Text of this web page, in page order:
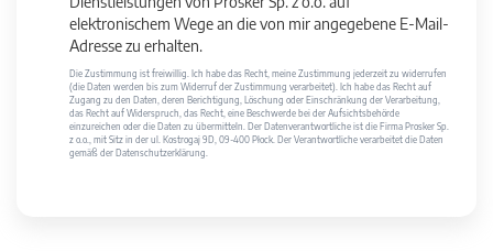
elektronischem Wege an die von mir angegebene E-Mail-
Adresse zu erhalten.
Die Zustimmung ist freiwillig. Ich habe das Recht, meine Zustimmung jederzeit zu widerrufen
(die Daten werden bis zum Widerruf der Zustimmung verarbeitet). Ich habe das Recht auf
Zugang zu den Daten, deren Berichtigung, Löschung oder Einschränkung der Verarbeitung,
das Recht auf Widerspruch, das Recht, eine Beschwerde bei der Aufsichtsbehörde
einzureichen oder die Daten zu übermitteln. Der Datenverantwortliche ist die Firma Prosker Sp.
z o.o., mit Sitz in der ul. Kostrogaj 9D, 09-400 Płock. Der Verantwortliche verarbeitet die Daten
gemäß der Datenschutzerklärung.